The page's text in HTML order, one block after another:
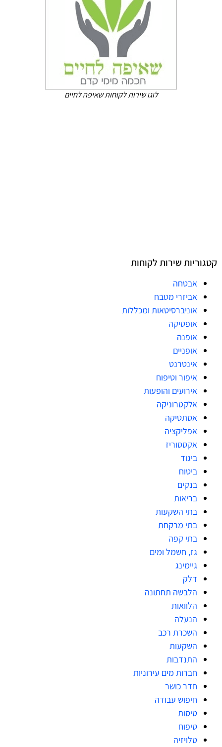
לוגו שירות לקוחות שאיפה לחיים
קטגוריות שירות לקוחות
אבטחה
אביזרי מטבח
אוניברסיטאות ומכללות
אופטיקה
אופנה
אופניים
אינטרנט
איפור וטיפוח
אירועים והופעות
אלקטרוניקה
אסתטיקה
אפליקציה
אקססוריז
ביגוד
ביטוח
בנקים
בריאות
בתי השקעות
בתי מרקחת
בתי קפה
גז, חשמל ומים
גיימינג
דלק
הלבשה תחתונה
הלוואות
הנעלה
השכרת רכב
השקעות
התנדבות
חברות מים עירוניות
חדר כושר
חיפוש עבודה
טיסות
טיפוח
טלויזיה